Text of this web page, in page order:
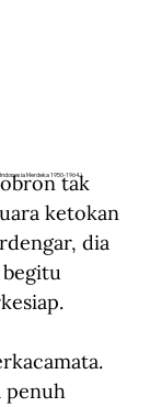
Merdeka 1950-1964).
tak
ketokan
dia
penuh